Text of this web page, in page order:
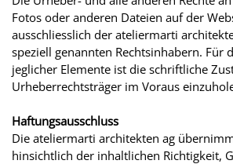
Fotos oder anderen Dateien auf der
ausschliesslich der ateliermarti
speziell genannten Rechtsinhabern. Für
jeglicher Elemente ist die schriftliche
Urheberrechtsträger im Voraus
Haftungsausschluss
Die ateliermarti architekten ag
hinsichtlich der inhaltlichen Richtigkeit,